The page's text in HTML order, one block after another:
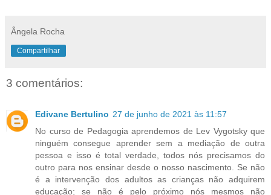
Ângela Rocha
Compartilhar
3 comentários:
Edivane Bertulino 27 de junho de 2021 às 11:57
No curso de Pedagogia aprendemos de Lev Vygotsky que
ninguém consegue aprender sem a mediação de outra
pessoa e isso é total verdade, todos nós precisamos do
outro para nos ensinar desde o nosso nascimento. Se não
é a intervenção dos adultos as crianças não adquirem
educação; se não é pelo próximo nós mesmos não